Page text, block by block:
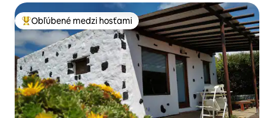
Najobľúbenejšie medzi hosťami
Obľúbené medzi hosťami